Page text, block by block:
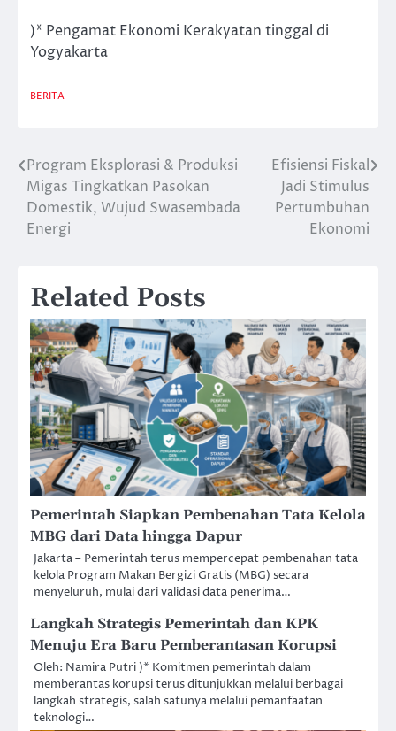
)* Pengamat Ekonomi Kerakyatan tinggal di
Yogyakarta
BERITA
Post
navigation
Program Eksplorasi & Produksi
Migas Tingkatkan Pasokan
Domestik, Wujud Swasembada
Energi
Efisiensi Fiskal
Jadi Stimulus
Pertumbuhan
Ekonomi
Related Posts
Pemerintah Siapkan Pembenahan Tata Kelola
MBG dari Data hingga Dapur
Jakarta – Pemerintah terus mempercepat pembenahan tata
kelola Program Makan Bergizi Gratis (MBG) secara
menyeluruh, mulai dari validasi data penerima…
Langkah Strategis Pemerintah dan KPK
Menuju Era Baru Pemberantasan Korupsi
Oleh: Namira Putri )* Komitmen pemerintah dalam
memberantas korupsi terus ditunjukkan melalui berbagai
langkah strategis, salah satunya melalui pemanfaatan
teknologi…